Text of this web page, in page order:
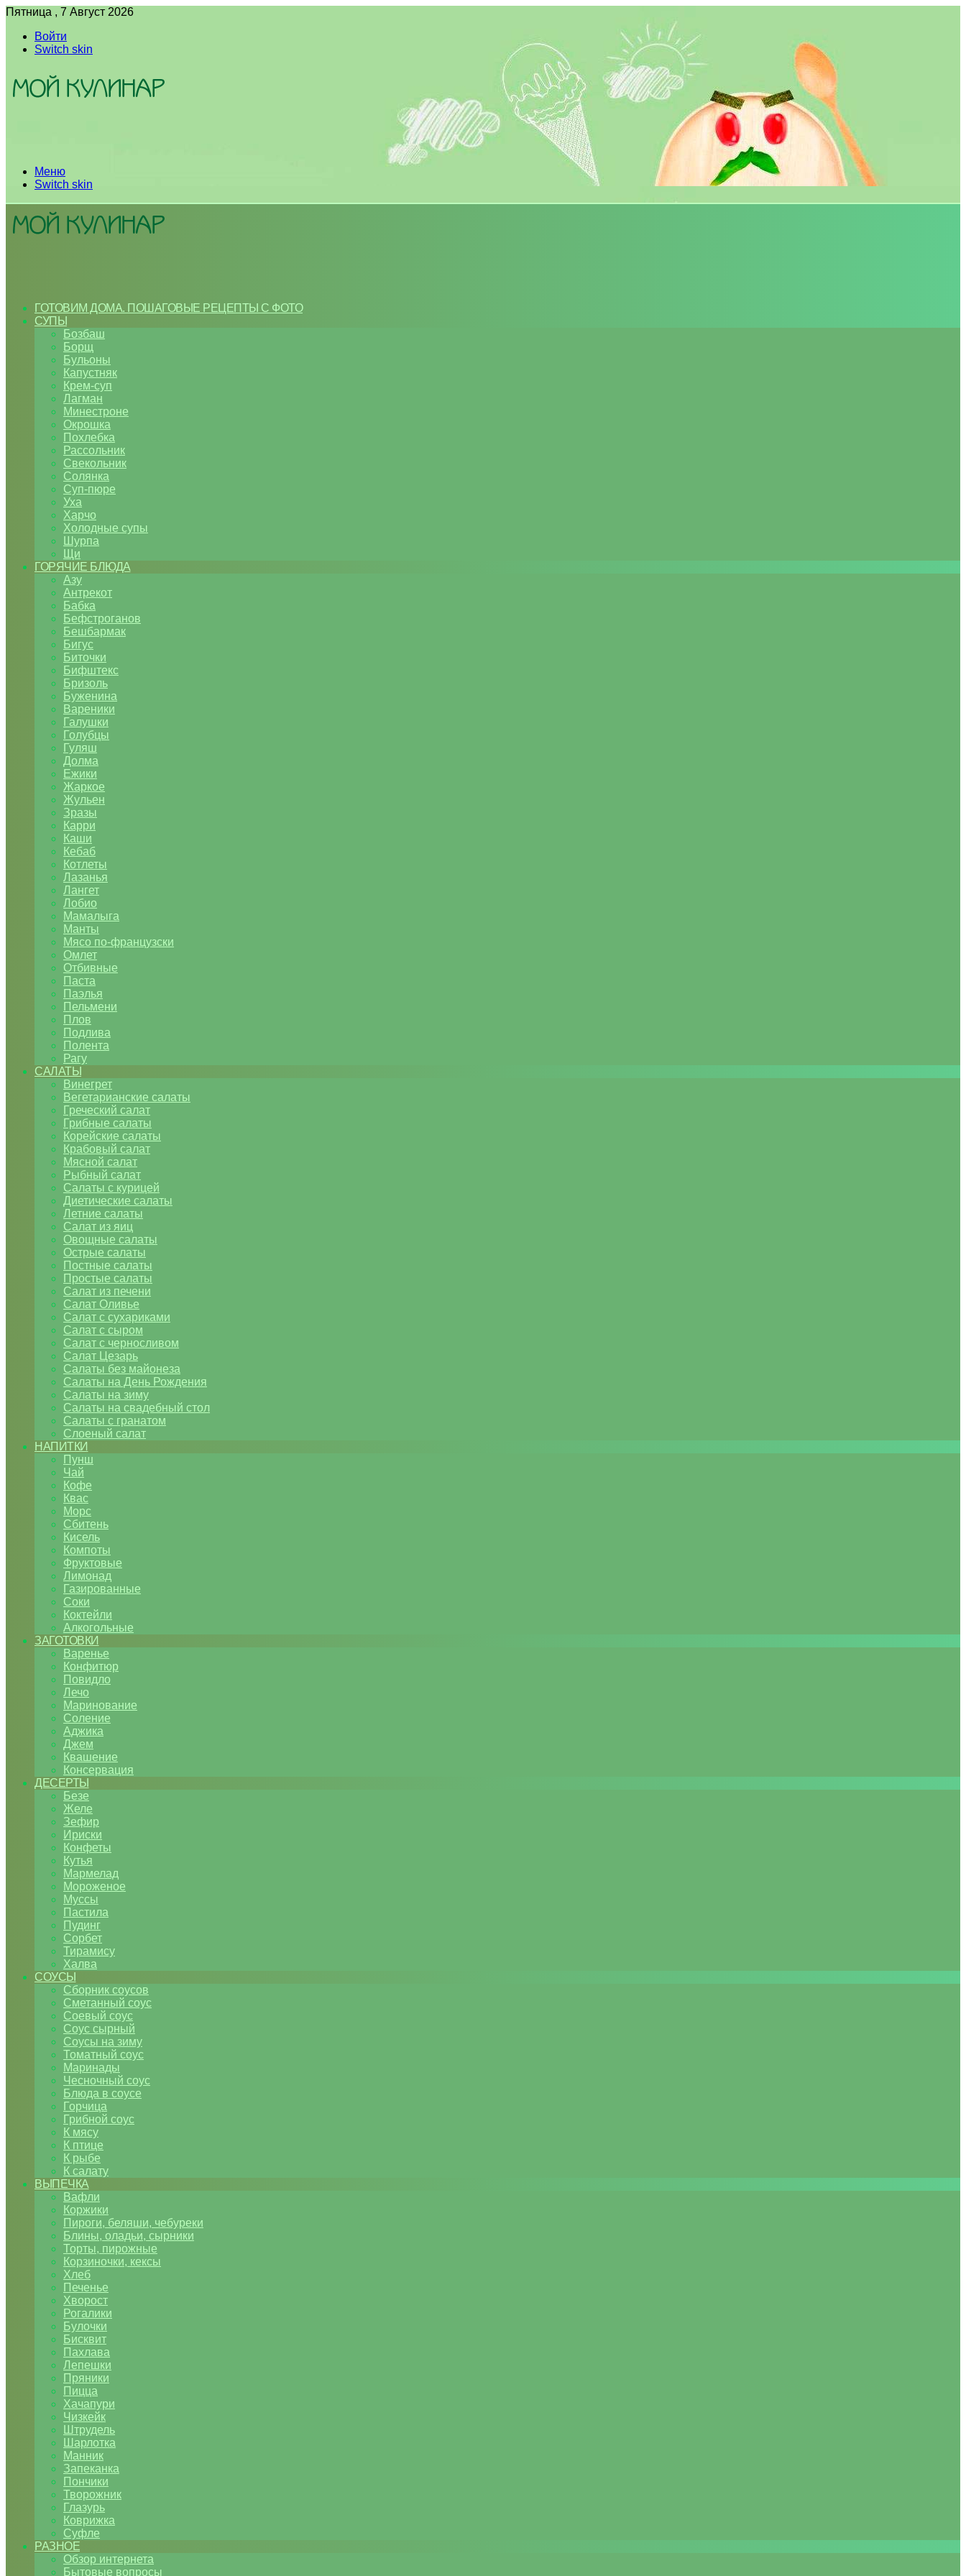
Пятница , 7 Август 2026
Войти
Switch skin
Меню
Switch skin
ГОТОВИМ ДОМА. ПОШАГОВЫЕ РЕЦЕПТЫ С ФОТО
СУПЫ
Бозбаш
Борщ
Бульоны
Капустняк
Крем-суп
Лагман
Минестроне
Окрошка
Похлебка
Рассольник
Свекольник
Солянка
Суп-пюре
Уха
Харчо
Холодные супы
Шурпа
Щи
ГОРЯЧИЕ БЛЮДА
Азу
Антрекот
Бабка
Бефстроганов
Бешбармак
Бигус
Биточки
Бифштекс
Бризоль
Буженина
Вареники
Галушки
Голубцы
Гуляш
Долма
Ежики
Жаркое
Жульен
Зразы
Карри
Каши
Кебаб
Котлеты
Лазанья
Лангет
Лобио
Мамалыга
Манты
Мясо по-французски
Омлет
Отбивные
Паста
Паэлья
Пельмени
Плов
Подлива
Полента
Рагу
САЛАТЫ
Винегрет
Вегетарианские салаты
Греческий салат
Грибные салаты
Корейские салаты
Крабовый салат
Мясной салат
Рыбный салат
Салаты с курицей
Диетические салаты
Летние салаты
Салат из яиц
Овощные салаты
Острые салаты
Постные салаты
Простые салаты
Салат из печени
Салат Оливье
Салат с сухариками
Салат с сыром
Салат с черносливом
Салат Цезарь
Салаты без майонеза
Салаты на День Рождения
Салаты на зиму
Салаты на свадебный стол
Салаты с гранатом
Слоеный салат
НАПИТКИ
Пунш
Чай
Кофе
Квас
Морс
Сбитень
Кисель
Компоты
Фруктовые
Лимонад
Газированные
Соки
Коктейли
Алкогольные
ЗАГОТОВКИ
Варенье
Конфитюр
Повидло
Лечо
Маринование
Соление
Аджика
Джем
Квашение
Консервация
ДЕСЕРТЫ
Безе
Желе
Зефир
Ириски
Конфеты
Кутья
Мармелад
Мороженое
Муссы
Пастила
Пудинг
Сорбет
Тирамису
Халва
СОУСЫ
Сборник соусов
Сметанный соус
Соевый соус
Соус сырный
Соусы на зиму
Томатный соус
Маринады
Чесночный соус
Блюда в соусе
Горчица
Грибной соус
К мясу
К птице
К рыбе
К салату
ВЫПЕЧКА
Вафли
Коржики
Пироги, беляши, чебуреки
Блины, оладьи, сырники
Торты, пирожные
Корзиночки, кексы
Хлеб
Печенье
Хворост
Рогалики
Булочки
Бисквит
Пахлава
Лепешки
Пряники
Пицца
Хачапури
Чизкейк
Штрудель
Шарлотка
Манник
Запеканка
Пончики
Творожник
Глазурь
Коврижка
Суфле
РАЗНОЕ
Обзор интернета
Бытовые вопросы